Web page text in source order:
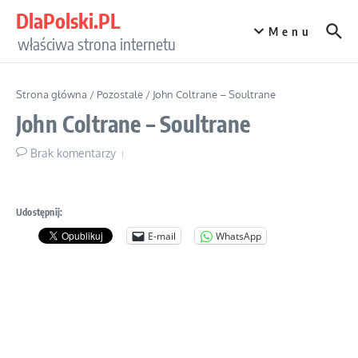
DlaPolski.PL
właściwa strona internetu
Menu
Strona główna / Pozostałe / John Coltrane – Soultrane
John Coltrane – Soultrane
Brak komentarzy
Udostępnij:
E-mail WhatsApp